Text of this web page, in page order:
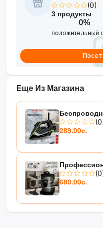
Еще Из Магазина
289.00с.
680.00с.
(0)
3 продукты
0%
положительный